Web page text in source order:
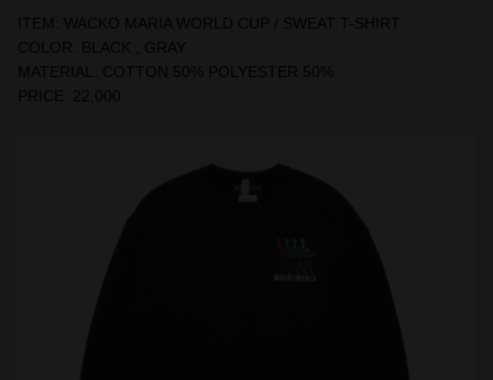
ITEM: WACKO MARIA WORLD CUP / SWEAT T-SHIRT
COLOR: BLACK , GRAY
MATERIAL: COTTON 50% POLYESTER 50%
PRICE: 22,000